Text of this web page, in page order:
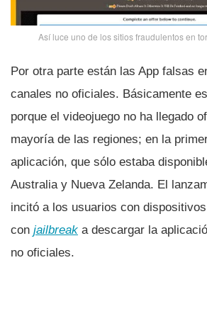
Así­ luce uno de los sitios fraudulentos en
Por otra parte están las App falsas
canales no oficiales. Básicamente
porque el videojuego no ha llegado
mayorí­a de las regiones; en la
aplicación, que sólo estaba
Australia y Nueva Zelanda. El
incitó a los usuarios con
con jailbreak a descargar la
no oficiales.